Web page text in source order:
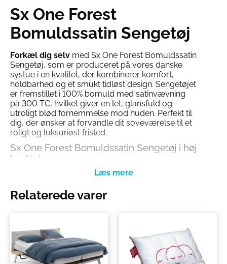
Sx One Forest
Bomuldssatin Sengetøj
Forkæl dig selv med Sx One Forest Bomuldssatin
Sengetøj, som er produceret på vores danske
systue i en kvalitet, der kombinerer komfort,
holdbarhed og et smukt tidløst design. Sengetøjet
er fremstillet i 100% bomuld med satinvævning
på 300 TC, hvilket giver en let, glansfuld og
utroligt blød fornemmelse mod huden. Perfekt til
dig, der ønsker at forvandle dit soveværelse til et
roligt og luksuriøst fristed.
Sx One Forest Bomuldssatin Sengetøj i høj
kvalitet
Satinvævningen i 300 TC (thread count) giver
slidstærkt. Den tætte vævning sikrer både en blød
overflade og lang holdbarhed, så du får glæde af
Danskproduceret med fokus på detaljer
Sx One Bomuldssatin Forest er syet på vores
danske systue, hvor håndværk og kvalitet er i
Relaterede varer